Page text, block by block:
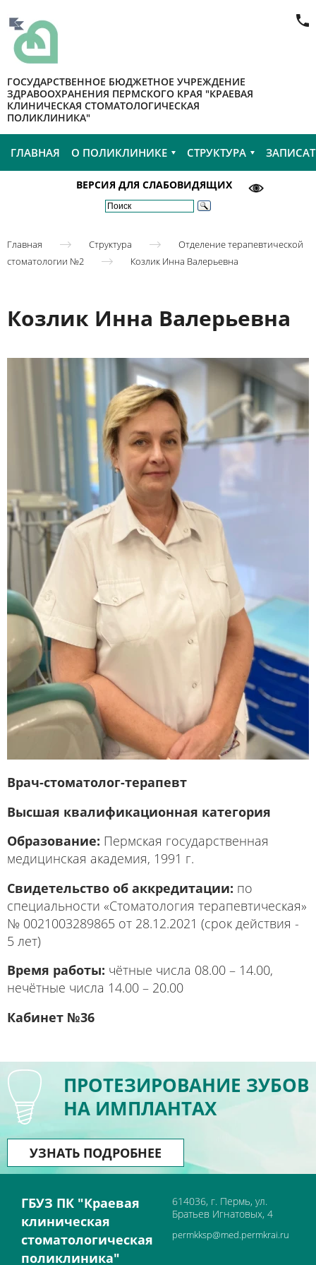
ГОСУДАРСТВЕННОЕ БЮДЖЕТНОЕ УЧРЕЖДЕНИЕ
ЗДРАВООХРАНЕНИЯ ПЕРМСКОГО КРАЯ "КРАЕВАЯ
КЛИНИЧЕСКАЯ СТОМАТОЛОГИЧЕСКАЯ
ПОЛИКЛИНИКА"
ГЛАВНАЯ О ПОЛИКЛИНИКЕ СТРУКТУРА
ВЕРСИЯ ДЛЯ СЛАБОВИДЯЩИХ
Главная Структура
Отделение терапевтической
стоматологии №2
Козлик Инна Валерьевна
Козлик Инна Валерьевна
Врач-стоматолог-терапевт
Высшая квалификационная категория
Образование: Пермская государственная
медицинская академия, 1991 г.
Свидетельство об аккредитации: по
специальности «Стоматология терапевтическая»
№ 0021003289865 от 28.12.2021 (срок действия -
5 лет)
Время работы: чётные числа 08.00 – 14.00,
нечётные числа 14.00 – 20.00
Кабинет №36
ПРОТЕЗИРОВАНИЕ ЗУБОВ
НА ИМПЛАНТАХ
УЗНАТЬ ПОДРОБНЕЕ
ГБУЗ ПК "Краевая
клиническая
стоматологическая
поликлиника"
614036, г. Пермь, ул.
Братьев Игнатовых, 4
permkksp@med.permkrai.ru